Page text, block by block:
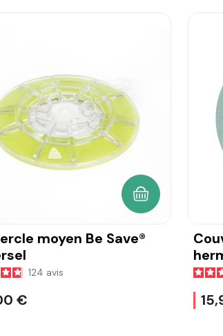
moyen Be Save®
124 avis
€
AJOUTER AU
cm